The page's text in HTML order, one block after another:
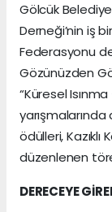
Gölcük
Derneği’nin iş
Federasyonu
Gözünüzden
“Küresel
ödülleri, Kazıklı
düzenlenen
DERECEYE